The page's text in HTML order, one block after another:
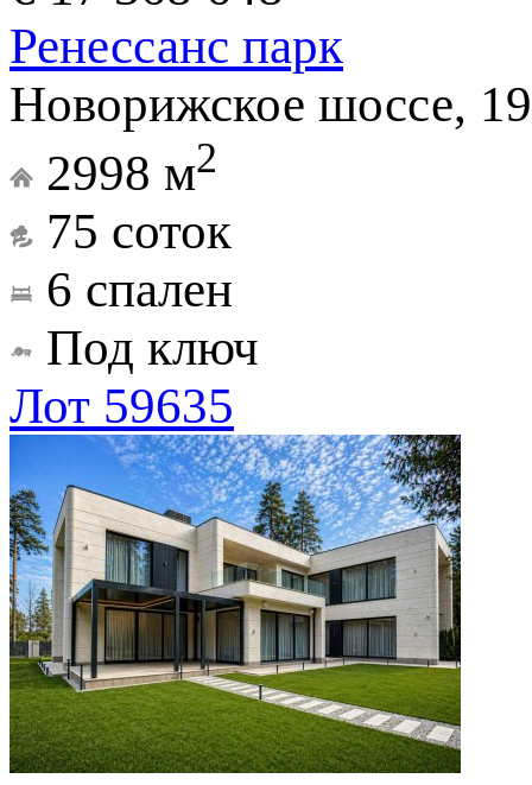
Ренессанс парк
Новорижское шоссе,
2998 м2
75 соток
6 спален
Под ключ
Лот 59635